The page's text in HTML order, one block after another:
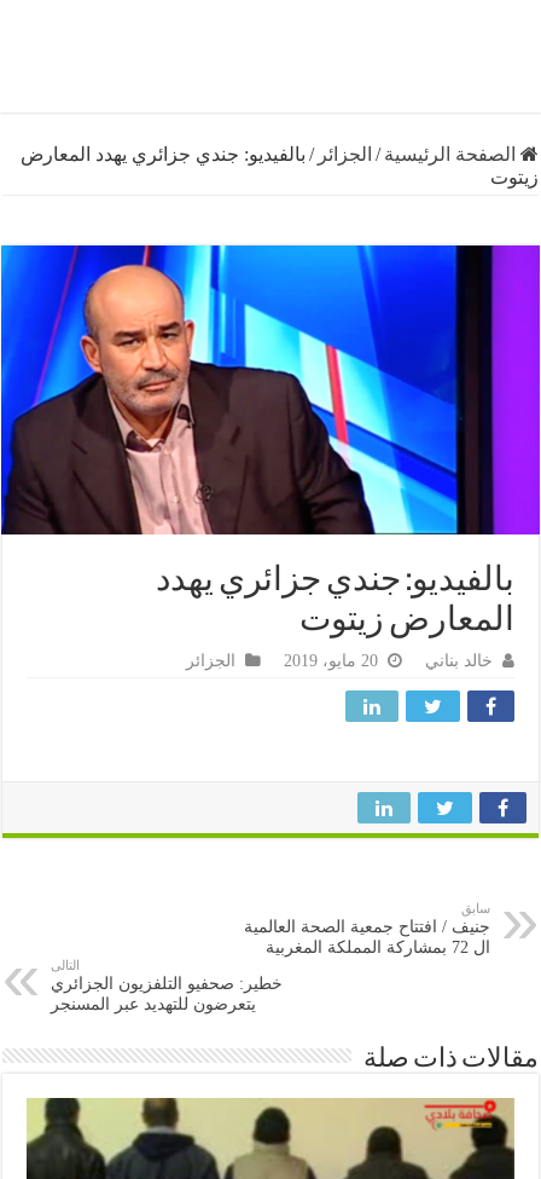
الرئيسية /الجزائر/بالفيديو: جندي جزائري يهدد المعارض
جندي جزائري يهدد
زيتوت
خالد بناني الجزائر
جنيف / افتتاح جمعية الصحة العالمية
خطير: صحفيو التلفزيون الجزائري
يتعرضون للتهديد عبر المسنجر
ذات صلة